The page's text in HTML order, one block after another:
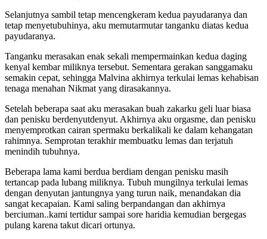
Selanjutnya sambil tetap mencengkeram kedua payudaranya dan
tetap menyetubuhinya, aku memutarmutar tanganku diatas kedua
payudaranya.
Tanganku merasakan enak sekali mempermainkan kedua daging
kenyal kembar miliknya tersebut. Sementara gerakan sanggamaku
semakin cepat, sehingga Malvina akhirnya terkulai lemas kehabisan
tenaga menahan Nikmat yang dirasakannya.
Setelah beberapa saat aku merasakan buah zakarku geli luar biasa
dan penisku berdenyutdenyut. Akhirnya aku orgasme, dan penisku
menyemprotkan cairan spermaku berkalikali ke dalam kehangatan
rahimnya. Semprotan terakhir membuatku lemas dan terjatuh
menindih tubuhnya.
Beberapa lama kami berdua berdiam dengan penisku masih
tertancap pada lubang miliknya. Tubuh mungilnya terkulai lemas
dengan denyutan jantungnya yang turun naik, menandakan dia
sangat kecapaian. Kami saling berpandangan dan akhirnya
berciuman..kami tertidur sampai sore haridia kemudian bergegas
pulang karena takut dicari ortunya.